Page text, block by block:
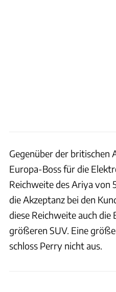
Gegenüber der britischen
Europa-Boss für die
Reichweite des Ariya
die Akzeptanz bei den
diese Reichweite auch die
größeren SUV. Eine
schloss Perry nicht aus.